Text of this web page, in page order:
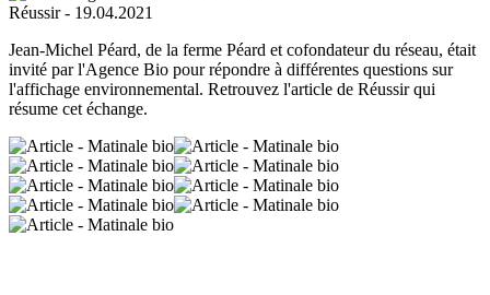
Jean-Michel Péard, de la ferme Péard et cofondateur du réseau, était
invité par l'Agence Bio pour répondre à différentes questions sur
l'affichage environnemental. Retrouvez l'article de Réussir qui
résume cet échange.